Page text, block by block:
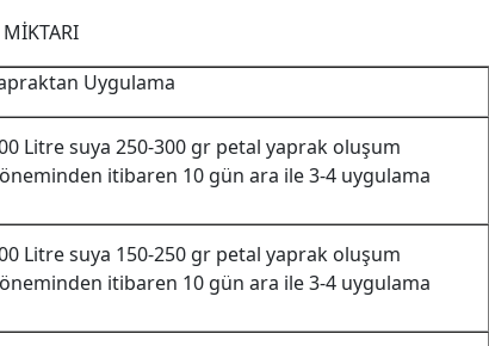
Uygulama
Litre suya 250-300 gr petal yaprak oluşum
itibaren 10 gün ara ile 3-4 uygulama
Litre suya 150-250 gr petal yaprak oluşum
itibaren 10 gün ara ile 3-4 uygulama